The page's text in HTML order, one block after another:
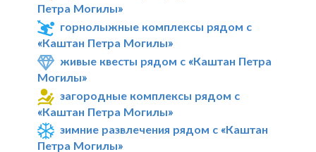
Петра Могилы»
горнолыжные комплексы рядом с
«Каштан Петра Могилы»
живые квесты рядом с «Каштан Петра
Могилы»
загородные комплексы рядом с
«Каштан Петра Могилы»
зимние развлечения рядом с «Каштан
Петра Могилы»